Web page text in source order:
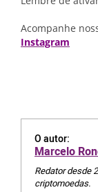
Acompanhe
Instagram
O autor:
Marcelo
Redator desde
criptomoedas.